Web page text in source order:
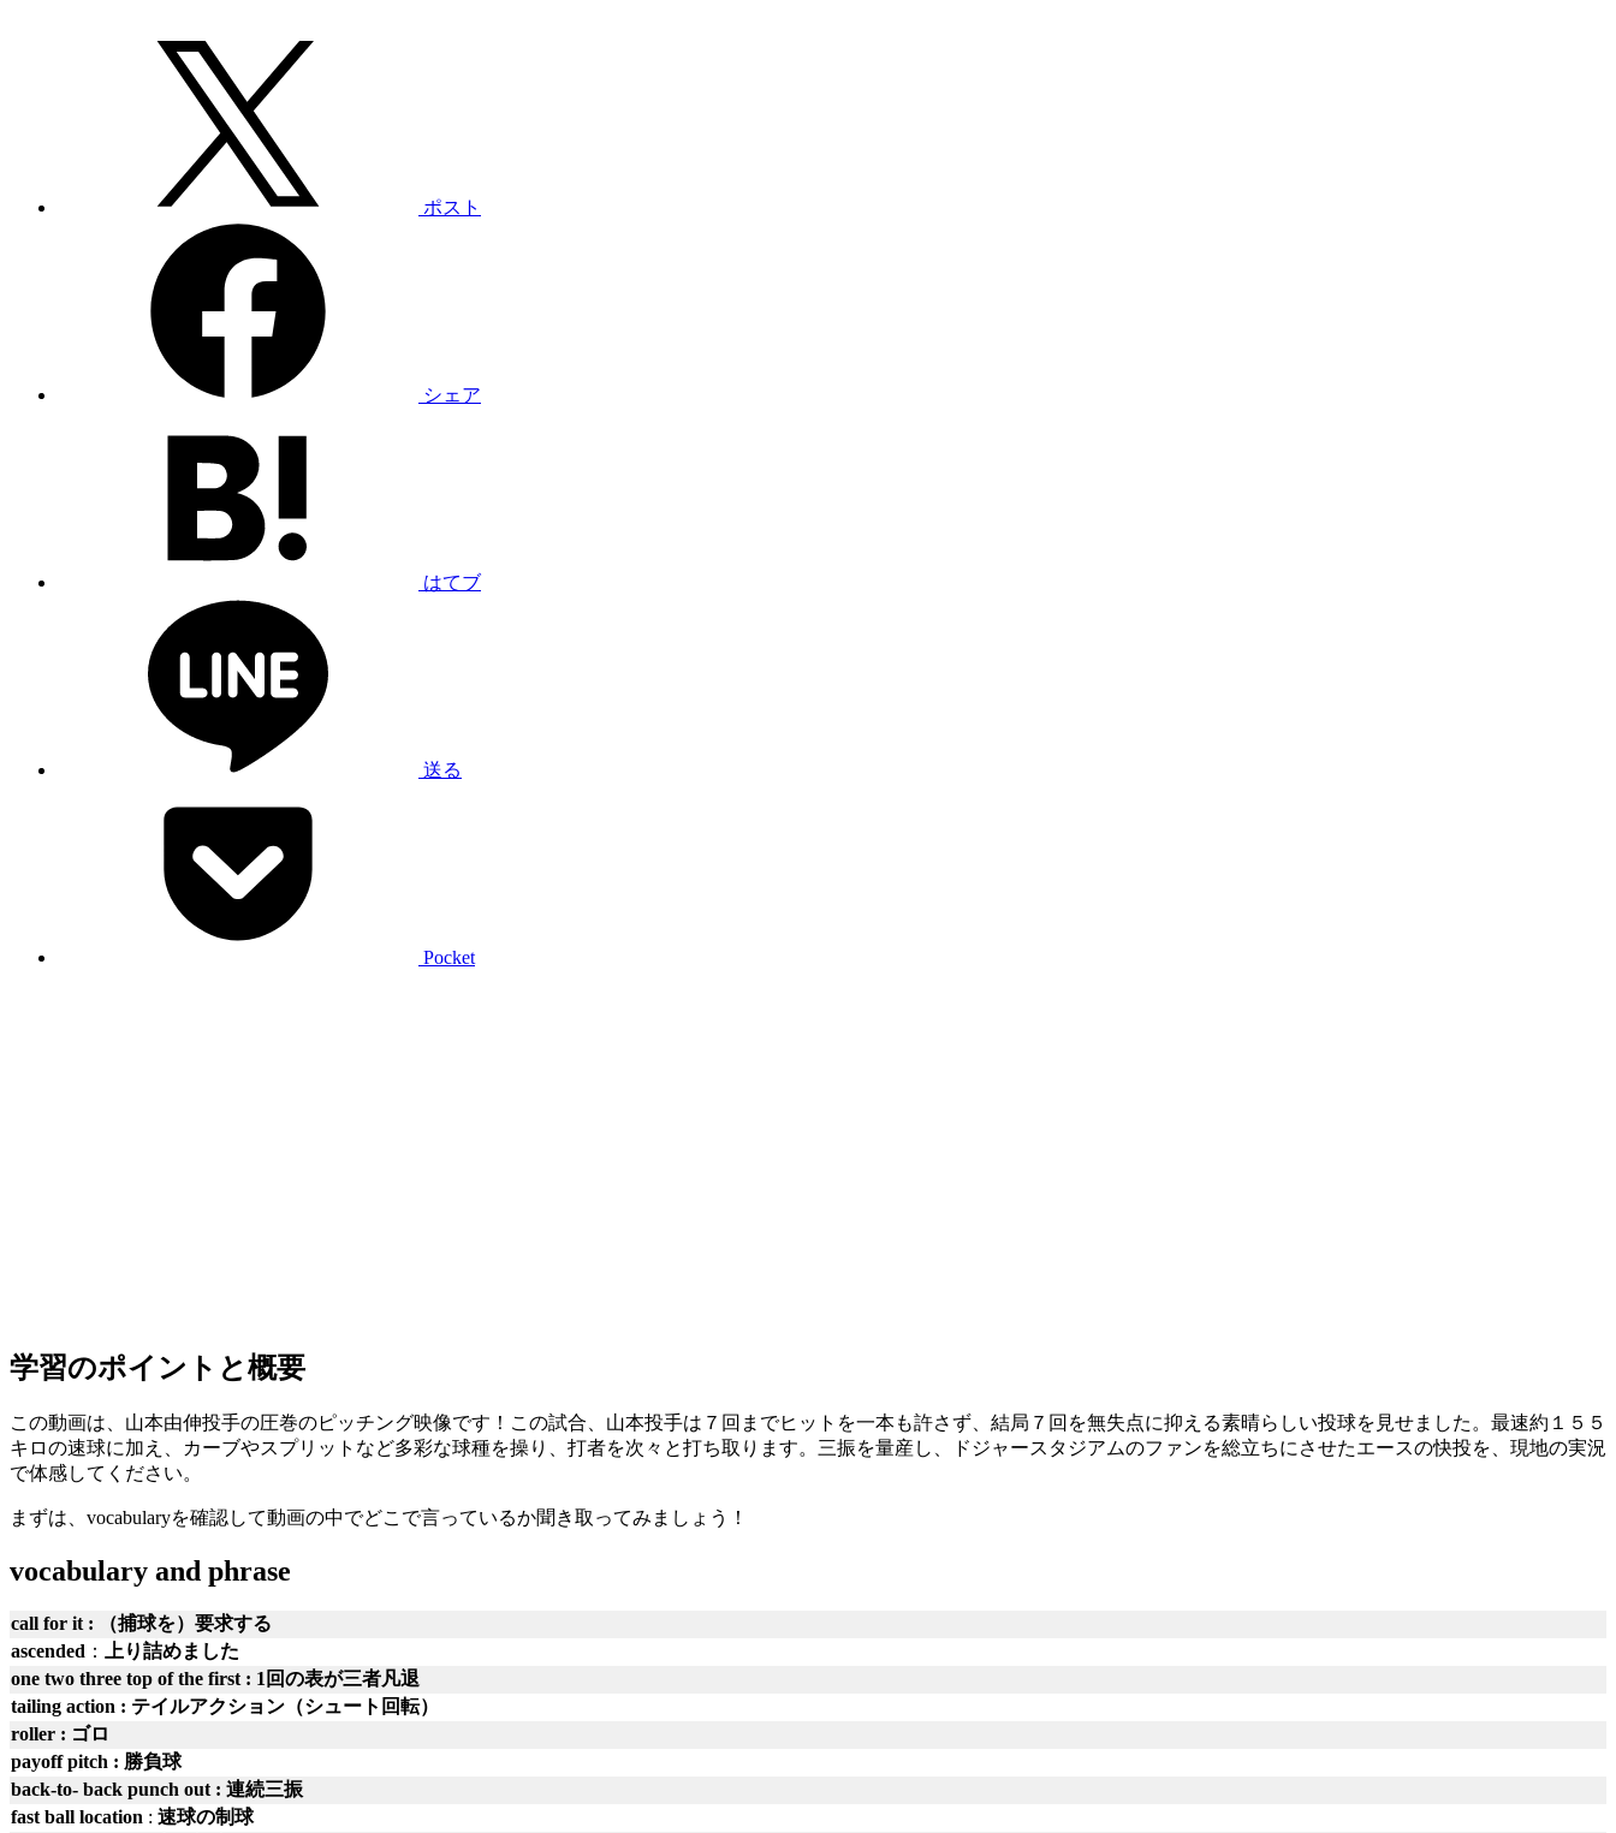
ポスト
シェア
はてブ
送る
Pocket
学習のポイントと概要
この動画は、山本由伸投手の圧巻のピッチング映像です！この試合、山本投手は７回までヒットを一本も許さず、結局７回を無失点に抑える素晴らしい投球を見せました。最速約１５５
キロの速球に加え、カーブやスプリットなど多彩な球種を操り、打者を次々と打ち取ります。三振を量産し、ドジャースタジアムのファンを総立ちにさせたエースの快投を、現地の実況
で体感してください。
まずは、vocabularyを確認して動画の中でどこで言っているか聞き取ってみましょう！
vocabulary and phrase
call for it : （捕球を）要求する
ascended ： 上り詰めました
one two three top of the first : 1回の表が三者凡退
tailing action : テイルアクション（シュート回転）
roller : ゴロ
payoff pitch : 勝負球
back-to- back punch out : 連続三振
fast ball location : 速球の制球